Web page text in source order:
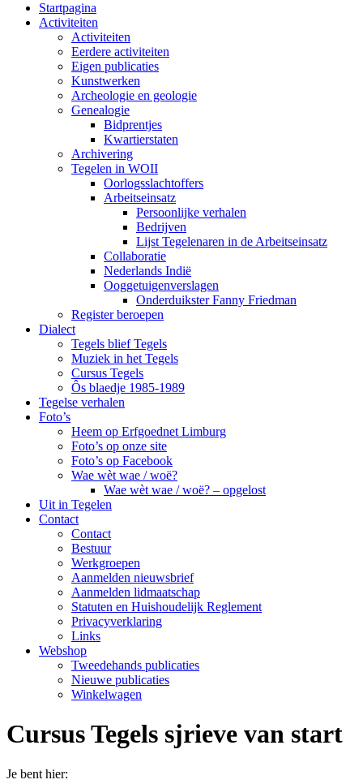
Startpagina
Activiteiten
Activiteiten
Eerdere activiteiten
Eigen publicaties
Kunstwerken
Archeologie en geologie
Genealogie
Bidprentjes
Kwartierstaten
Archivering
Tegelen in WOII
Oorlogsslachtoffers
Arbeitseinsatz
Persoonlijke verhalen
Bedrijven
Lijst Tegelenaren in de Arbeitseinsatz
Collaboratie
Nederlands Indië
Ooggetuigenverslagen
Onderduikster Fanny Friedman
Register beroepen
Dialect
Tegels blief Tegels
Muziek in het Tegels
Cursus Tegels
Ôs blaedje 1985-1989
Tegelse verhalen
Foto’s
Heem op Erfgoednet Limburg
Foto’s op onze site
Foto’s op Facebook
Wae wèt wae / woë?
Wae wèt wae / woë? – opgelost
Uit in Tegelen
Contact
Contact
Bestuur
Werkgroepen
Aanmelden nieuwsbrief
Aanmelden lidmaatschap
Statuten en Huishoudelijk Reglement
Privacyverklaring
Links
Webshop
Tweedehands publicaties
Nieuwe publicaties
Winkelwagen
Cursus Tegels sjrieve van start
Je bent hier: